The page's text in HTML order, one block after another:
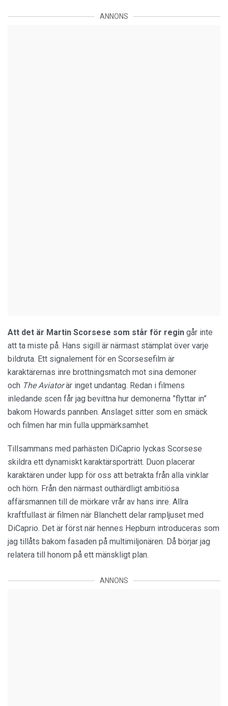
ANNONS
Att det är Martin Scorsese som står för regin går inte
att ta miste på. Hans sigill är närmast stämplat över varje
bildruta. Ett signalement för en Scorsesefilm är
karaktärernas inre brottningsmatch mot sina demoner
och The Aviatorär inget undantag. Redan i filmens
inledande scen får jag bevittna hur demonerna ”flyttar in”
bakom Howards pannben. Anslaget sitter som en smäck
och filmen har min fulla uppmärksamhet.
Tillsammans med parhästen DiCaprio lyckas Scorsese
skildra ett dynamiskt karaktärsporträtt. Duon placerar
karaktären under lupp för oss att betrakta från alla vinklar
och hörn. Från den närmast outhärdligt ambitiösa
affärsmannen till de mörkare vrår av hans inre. Allra
kraftfullast är filmen när Blanchett delar rampljuset med
DiCaprio. Det är först när hennes Hepburn introduceras som
jag tillåts bakom fasaden på multimiljonären. Då börjar jag
relatera till honom på ett mänskligt plan.
ANNONS